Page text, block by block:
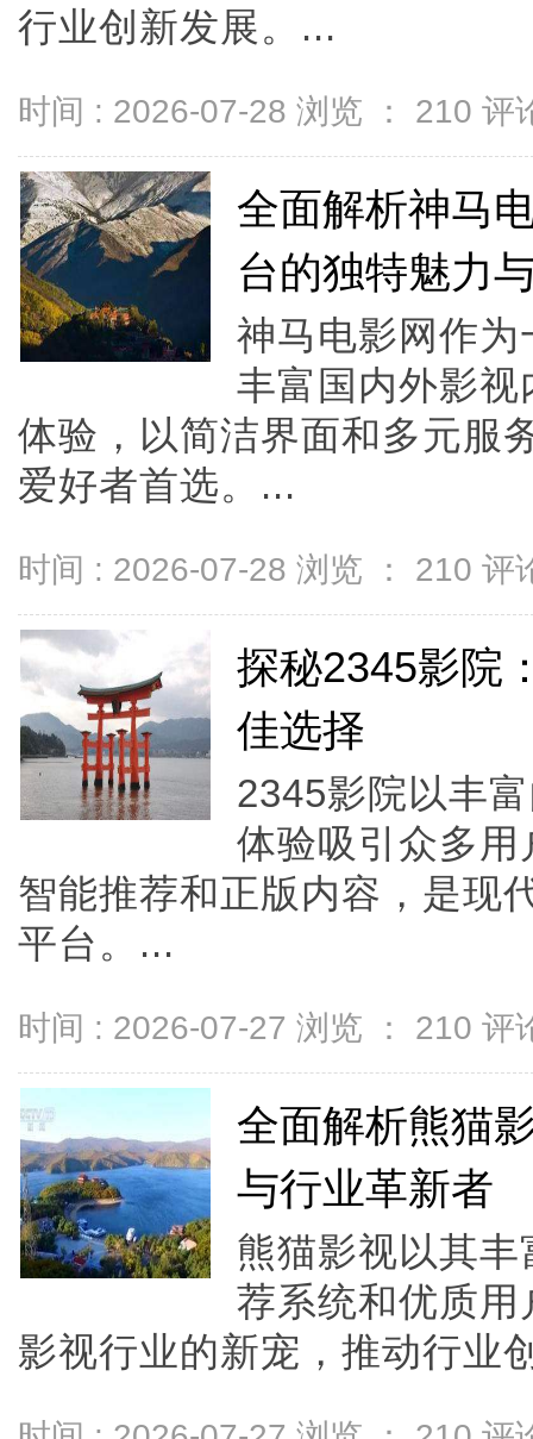
行业创新发展。...
时间 : 2026-07-28 浏览 ： 210 评
全面解析神马
台的独特魅力
神马电影网作
丰富国内外影
体验，以简洁界面和多元服
爱好者首选。...
时间 : 2026-07-28 浏览 ： 210 评
探秘2345影院
佳选择
2345影院以丰
体验吸引众多
智能推荐和正版内容，是现
平台。...
时间 : 2026-07-27 浏览 ： 210 评
全面解析熊猫
与行业革新者
熊猫影视以其
荐系统和优质
影视行业的新宠，推动行业